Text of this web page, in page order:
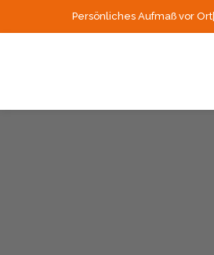
Persönliches Aufmaß vor Ort